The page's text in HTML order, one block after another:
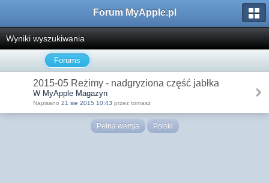
Forum MyApple.pl
Wyniki wyszukiwania
Forums
2015-05 Reżimy - nadgryziona część jabłka
W MyApple Magazyn
Napisano 21 sie 2015 10:43 przez tomasz
Pełna wersja Polski